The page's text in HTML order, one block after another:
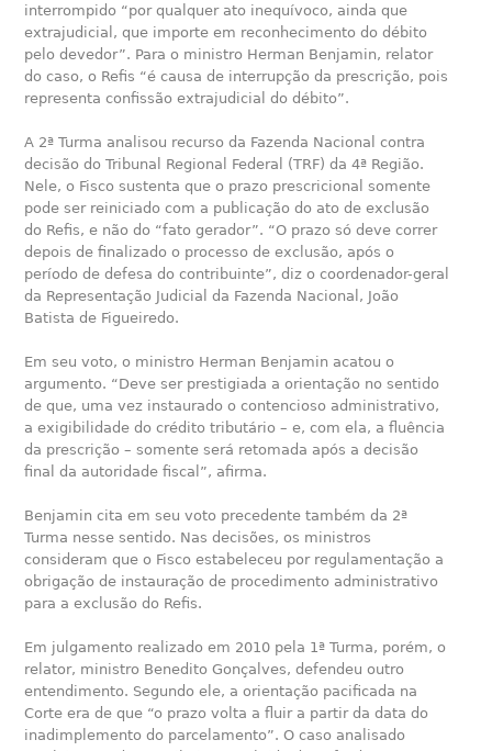
interrompido “por qualquer ato inequívoco, ainda que
extrajudicial, que importe em reconhecimento do débito
pelo devedor”. Para o ministro Herman Benjamin, relator
do caso, o Refis “é causa de interrupção da prescrição, pois
representa confissão extrajudicial do débito”.
A 2ª Turma analisou recurso da Fazenda Nacional contra
decisão do Tribunal Regional Federal (TRF) da 4ª Região.
Nele, o Fisco sustenta que o prazo prescricional somente
pode ser reiniciado com a publicação do ato de exclusão
do Refis, e não do “fato gerador”. “O prazo só deve correr
depois de finalizado o processo de exclusão, após o
período de defesa do contribuinte”, diz o coordenador-geral
da Representação Judicial da Fazenda Nacional, João
Batista de Figueiredo.
Em seu voto, o ministro Herman Benjamin acatou o
argumento. “Deve ser prestigiada a orientação no sentido
de que, uma vez instaurado o contencioso administrativo,
a exigibilidade do crédito tributário – e, com ela, a fluência
da prescrição – somente será retomada após a decisão
final da autoridade fiscal”, afirma.
Benjamin cita em seu voto precedente também da 2ª
Turma nesse sentido. Nas decisões, os ministros
consideram que o Fisco estabeleceu por regulamentação a
obrigação de instauração de procedimento administrativo
para a exclusão do Refis.
Em julgamento realizado em 2010 pela 1ª Turma, porém, o
relator, ministro Benedito Gonçalves, defendeu outro
entendimento. Segundo ele, a orientação pacificada na
Corte era de que “o prazo volta a fluir a partir da data do
inadimplemento do parcelamento”. O caso analisado